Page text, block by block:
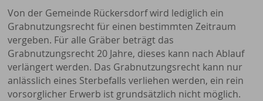
Von der Gemeinde Rückersdorf wird lediglich ein
Grabnutzungsrecht für einen bestimmten Zeitraum
vergeben. Für alle Gräber beträgt das
Grabnutzungsrecht 20 Jahre, dieses kann nach Ablauf
verlängert werden. Das Grabnutzungsrecht kann nur
anlässlich eines Sterbefalls verliehen werden, ein rein
vorsorglicher Erwerb ist grundsätzlich nicht möglich.